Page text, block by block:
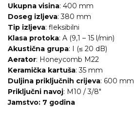
Ukupna visina: 400 mm
Doseg izljeva: 380 mm
Tip izljeva: fleksibilni
Klasa protoka: A (9,1 – 15 l/min)
Akustična grupa: I (≤ 20 dB)
Aerator: Honeycomb M22
Keramička kartuša: 35 mm
Duljina priključnih crijeva: 600 mm
Priključni navoj: M10 / 3/8"
Jamstvo: 7 godina